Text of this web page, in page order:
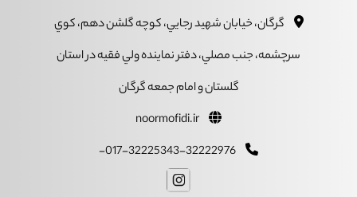
گرگان، خيابان شهيد رجايي، کوچه گلشن دهم، کوي
سرچشمه، جنب مصلي، دفتر نماينده ولي فقيه در استان
گلستان و امام جمعه گرگان